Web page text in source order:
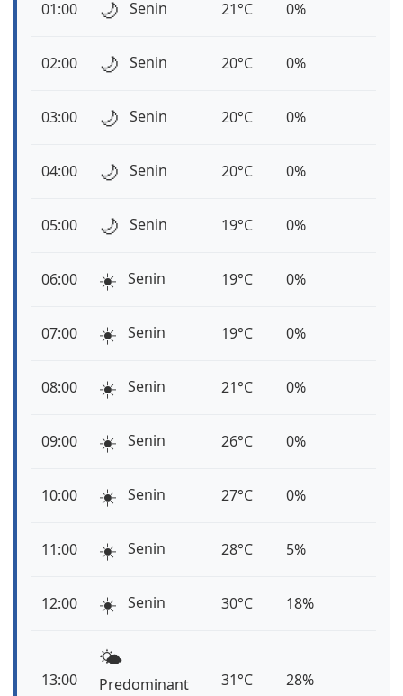
01:00 🌙 Senin 21°C 0%
02:00 🌙 Senin 20°C 0%
03:00 🌙 Senin 20°C 0%
04:00 🌙 Senin 20°C 0%
05:00 🌙 Senin 19°C 0%
06:00 ☀️ Senin 19°C 0%
07:00 ☀️ Senin 19°C 0%
08:00 ☀️ Senin 21°C 0%
09:00 ☀️ Senin 26°C 0%
10:00 ☀️ Senin 27°C 0%
11:00 ☀️ Senin 28°C 5%
12:00 ☀️ Senin 30°C 18%
13:00
🌤️
Predominant
31°C 28%